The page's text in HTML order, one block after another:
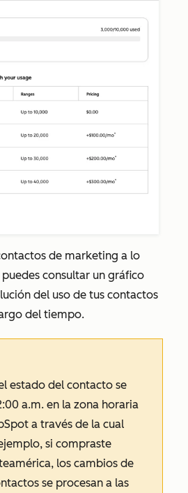
de marketing a lo
puedes consultar un gráfico
del uso de tus contactos
del tiempo.
estado del contacto se
a.m. en la zona horaria
a través de la cual
si compraste
los cambios de
se procesan a las